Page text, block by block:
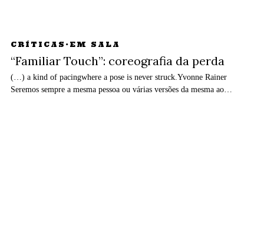
CRÍTICAS · EM SALA
“Familiar Touch”: coreografia da perda
(…) a kind of pacingwhere a pose is never struck.Yvonne Rainer
Seremos sempre a mesma pessoa ou várias versões da mesma ao…